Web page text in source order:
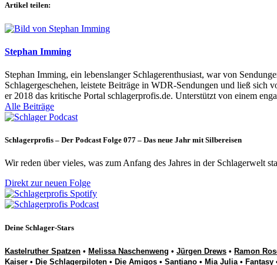
Artikel teilen:
Stephan Imming
Stephan Imming, ein lebenslanger Schlagerenthusiast, war von
Schlagergeschehen, leistete Beiträge in WDR-Sendungen und ließ
er 2018 das kritische Portal schlagerprofis.de. Unterstützt von einem
Alle Beiträge
Schlagerprofis – Der Podcast Folge 077 – Das neue Jahr mit Silbereisen
Wir reden über vieles, was zum Anfang des Jahres in der Schlagerwelt
Direkt zur neuen Folge
Deine Schlager-Stars
Kastelruther Spatzen • Melissa Naschenweng • Jürgen Drews • Ramon
Kaiser • Die Schlagerpiloten • Die Amigos • Santiano • Mia Julia • Fantasy